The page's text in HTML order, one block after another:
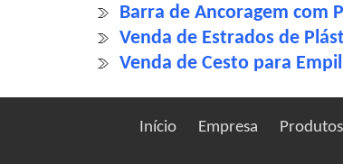
Barra de Ancoragem com
Venda de Estrados de
Venda de Cesto para
Início Empresa Produtos